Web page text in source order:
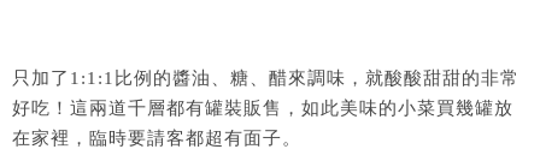
只加了1:1:1比例的醬油、糖、醋來調味，就酸酸甜甜的非常
好吃！這兩道千層都有罐裝販售，如此美味的小菜買幾罐放
在家裡，臨時要請客都超有面子。